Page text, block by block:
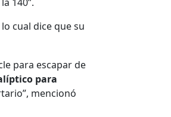
cual dice que su
para escapar de
para
mencionó